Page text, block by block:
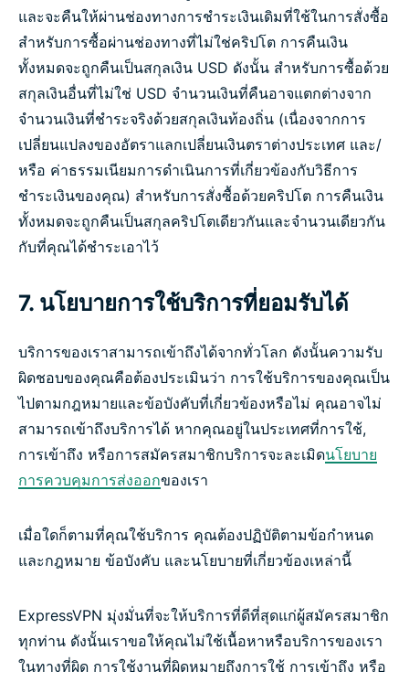
และจะคืนให้ผ่านช่องทางการชำระเงินเดิมที่ใช้ในการสั่งซื้อ
สำหรับการซื้อผ่านช่องทางที่ไม่ใช่คริปโต การคืนเงิน
ทั้งหมดจะถูกคืนเป็นสกุลเงิน USD ดังนั้น สำหรับการซื้อด้วย
สกุลเงินอื่นที่ไม่ใช่ USD จำนวนเงินที่คืนอาจแตกต่างจาก
จำนวนเงินที่ชำระจริงด้วยสกุลเงินท้องถิ่น (เนื่องจากการ
เปลี่ยนแปลงของอัตราแลกเปลี่ยนเงินตราต่างประเทศ และ/
หรือ ค่าธรรมเนียมการดำเนินการที่เกี่ยวข้องกับวิธีการ
ชำระเงินของคุณ) สำหรับการสั่งซื้อด้วยคริปโต การคืนเงิน
ทั้งหมดจะถูกคืนเป็นสกุลคริปโตเดียวกันและจำนวนเดียวกัน
กับที่คุณได้ชำระเอาไว้
7. นโยบายการใช้บริการที่ยอมรับได้
บริการของเราสามารถเข้าถึงได้จากทั่วโลก ดังนั้นความรับ
ผิดชอบของคุณคือต้องประเมินว่า การใช้บริการของคุณเป็น
ไปตามกฎหมายและข้อบังคับที่เกี่ยวข้องหรือไม่ คุณอาจไม่
สามารถเข้าถึงบริการได้ หากคุณอยู่ในประเทศที่การใช้,
การเข้าถึง หรือการสมัครสมาชิกบริการจะละเมิดนโยบาย
การควบคุมการส่งออกของเรา
เมื่อใดก็ตามที่คุณใช้บริการ คุณต้องปฏิบัติตามข้อกำหนด
และกฎหมาย ข้อบังคับ และนโยบายที่เกี่ยวข้องเหล่านี้
ExpressVPN มุ่งมั่นที่จะให้บริการที่ดีที่สุดแก่ผู้สมัครสมาชิก
ทุกท่าน ดังนั้นเราขอให้คุณไม่ใช้เนื้อหาหรือบริการของเรา
ในทางที่ผิด การใช้งานที่ผิดหมายถึงการใช้ การเข้าถึง หรือ